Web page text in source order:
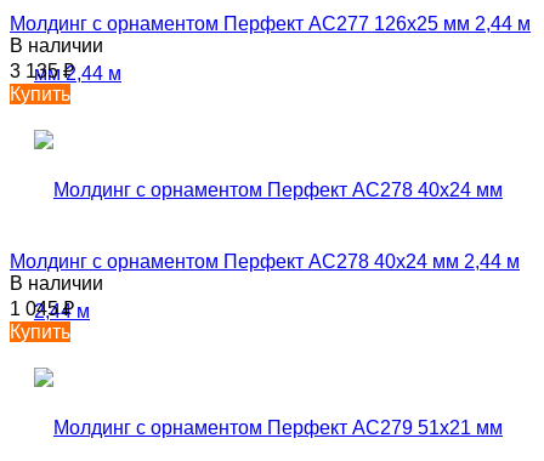
Молдинг с орнаментом Перфект AC277 126х25 мм 2,44 м
В наличии
3 135₽
Купить
Молдинг с орнаментом Перфект AC278 40х24 мм 2,44 м
В наличии
1 045₽
Купить